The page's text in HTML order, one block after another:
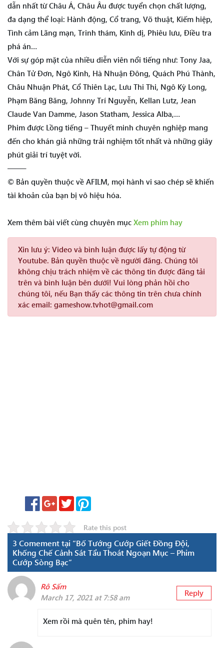
dẫn nhất từ Châu Á, Châu Âu được tuyển chọn chất lượng,
đa dạng thể loại: Hành động, Cổ trang, Võ thuật, Kiếm hiệp,
Tình cảm Lãng mạn, Trinh thám, Kinh dị, Phiêu lưu, Điều tra
phá án…
Với sự góp mặt của nhiều diễn viên nổi tiếng như: Tony Jaa,
Chân Tử Đơn, Ngô Kinh, Hà Nhuận Đông, Quách Phú Thành,
Châu Nhuận Phát, Cổ Thiên Lạc, Lưu Thi Thi, Ngô Kỳ Long,
Phạm Băng Băng, Johnny Trí Nguyễn, Kellan Lutz, Jean
Claude Van Damme, Jason Statham, Jessica Alba,…
Phim được Lồng tiếng – Thuyết minh chuyên nghiệp mang
đến cho khán giả những trải nghiệm tốt nhất và những giây
phút giải trí tuyệt vời.
——–
© Bản quyền thuộc về AFILM, mọi hành vi sao chép sẽ khiến
tài khoản của bạn bị vô hiệu hóa.
Xem thêm bài viết cùng chuyên mục Xem phim hay
Xin lưu ý: Video và bình luận được lấy tự động từ
Youtube. Bản quyền thuộc về người đăng. Chúng tôi
không chịu trách nhiệm về các thông tin được đăng tải
trên và bình luận bên dưới! Vui lòng phản hồi cho
chúng tôi, nếu Bạn thấy các thông tin trên chưa chính
xác email: gameshow.tvhot@gmail.com
Rate this post
3 Comement tại “Bố Tướng Cướp Giết Đồng Đội,
Khống Chế Cảnh Sát Tẩu Thoát Ngoạn Mục – Phim
Cướp Sòng Bạc”
Rô Sấm
March 17, 2021 at 7:58 am
Reply
Xem rồi mà quên tên, phim hay!